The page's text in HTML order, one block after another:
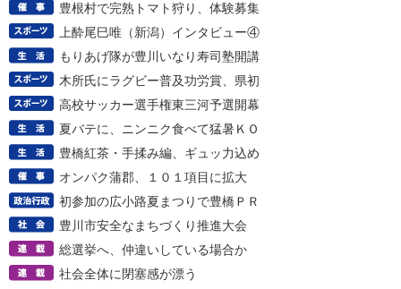
豊根村で完熟トマト狩り、体験募集
上酔尾巳唯（新潟）インタビュー④
もりあげ隊が豊川いなり寿司塾開講
木所氏にラグビー普及功労賞、県初
高校サッカー選手権東三河予選開幕
夏バテに、ニンニク食べて猛暑ＫＯ
豊橋紅茶・手揉み編、ギュッ力込め
オンパク蒲郡、１０１項目に拡大
初参加の広小路夏まつりで豊橋ＰＲ
豊川市安全なまちづくり推進大会
総選挙へ、仲違いしている場合か
社会全体に閉塞感が漂う